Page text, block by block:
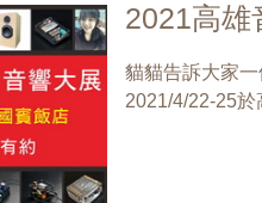
2021高雄
貓貓告訴大家
2021/4/22-25